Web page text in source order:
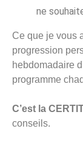
ne
Ce que je vous
progression
hebdomadaire
programme
C’est la
conseils.